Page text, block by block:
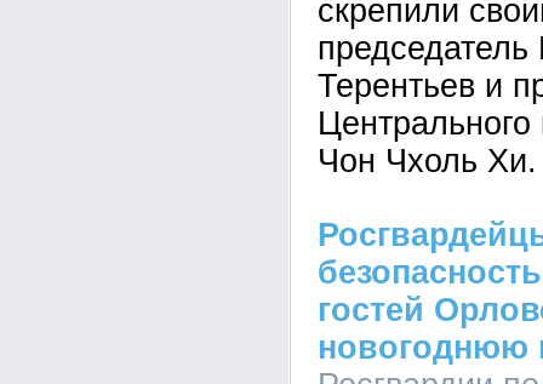
скрепили
Терентьев и
Чон Чхоль Хи.
гостей
новогоднюю